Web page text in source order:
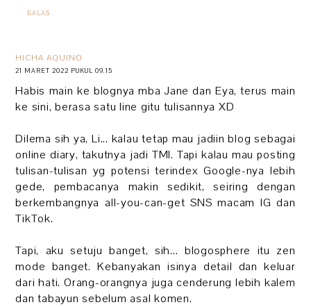
BALAS
HICHA AQUINO
21 MARET 2022 PUKUL 09.15
Habis main ke blognya mba Jane dan Eya, terus main
ke sini, berasa satu line gitu tulisannya XD
Dilema sih ya, Li... kalau tetap mau jadiin blog sebagai
online diary, takutnya jadi TMI. Tapi kalau mau posting
tulisan-tulisan yg potensi terindex Google-nya lebih
gede, pembacanya makin sedikit, seiring dengan
berkembangnya all-you-can-get SNS macam IG dan
TikTok.
Tapi, aku setuju banget, sih... blogosphere itu zen
mode banget. Kebanyakan isinya detail dan keluar
dari hati. Orang-orangnya juga cenderung lebih kalem
dan tabayun sebelum asal komen.